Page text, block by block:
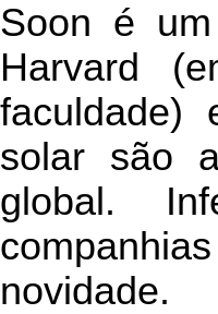
Soon é
Harvard
faculdade)
solar são
global.
novidade.